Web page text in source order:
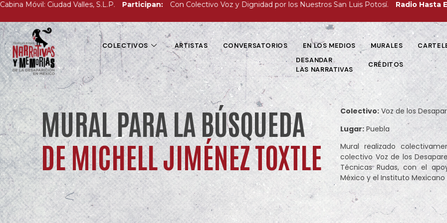
Móvil: Ciudad Valles, S.L.P. Participan: Con Colectivo Voz y Dignidad por los Nuestros San Luis Potosí. Radio Hasta
COLECTIVOS ARTISTAS CONVERSATORIOS EN LOS MEDIOS MURALES
DESANDAR
LAS NARRATIVAS
CRÉDITOS
MURAL PARA LA BÚSQUEDA
DE MICHELL JIMÉNEZ TOXTLE
Colectivo: Voz de los
Lugar: Puebla
Mural realizado
colectivo Voz de los
Técnicas Rudas, con el
México y el Instituto